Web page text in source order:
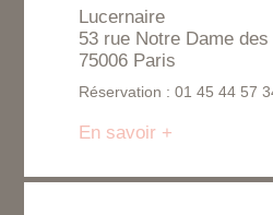
Lucernaire
53 rue Notre Dame
75006 Paris
Réservation : 01 45 44 57
En savoir +